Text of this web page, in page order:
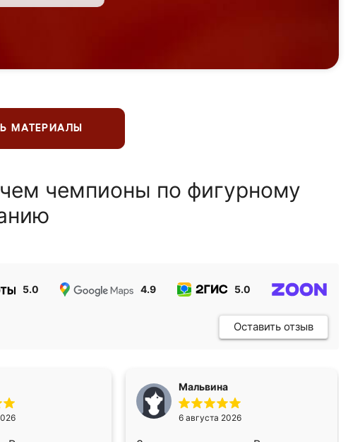
МАТЕРИАЛЫ
чемпионы по фигурному
5.0 4.9 5.0
Оставить отзыв
Мальвина
6 августа 2026